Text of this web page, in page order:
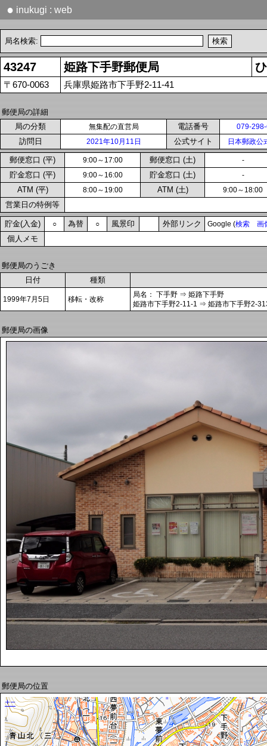
● inukugi : web
局名検索:
43247 姫路下手野郵便局
〒670-0063 兵庫県姫路市下手野2-11-41
郵便局の詳細
局の分類
無集配の直営局 電話番号 079-
訪問日 2021年10月11日 公式サイト 日本郵政公
郵便窓口 (平) 9:00～17:00 郵便窓口 (土) -
貯金窓口 (平) 9:00～16:00 貯金窓口 (土) -
ATM (平) 8:00～19:00 ATM (土) 9:00～18:00
営業日の特例等
貯金(入金) ○ 為替 ○ 風景印 外部リンク Google (検索 画
個人メモ
郵便局のうごき
日付
種類
1999年7月5日 移転・改称
局名： 下手野 ⇒ 姫路下手野
姫路市下手野2-11-1 ⇒ 姫路市下手野2-
郵便局の画像
郵便局の位置